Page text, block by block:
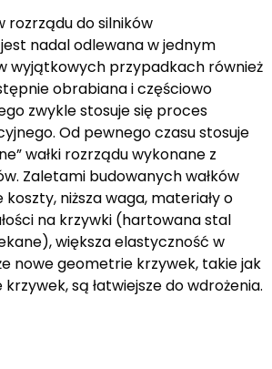
rozrządu do silników
nadal odlewana w jednym
wyjątkowych przypadkach również
obrabiana i częściowo
zwykle stosuje się proces
Od pewnego czasu stosuje
wałki rozrządu wykonane z
Zaletami budowanych wałków
koszty, niższa waga, materiały o
na krzywki (hartowana stal
większa elastyczność w
nowe geometrie krzywek, takie jak
są łatwiejsze do wdrożenia.